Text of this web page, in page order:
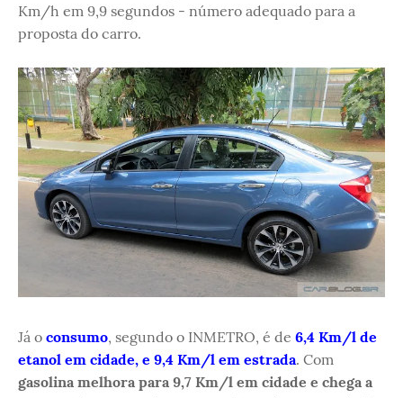
Km/h em 9,9 segundos - número adequado para a
proposta do carro.
Já o consumo, segundo o INMETRO, é de 6,4 Km/l de
etanol em cidade, e 9,4 Km/l em estrada. Com
gasolina melhora para 9,7 Km/l em cidade e chega a